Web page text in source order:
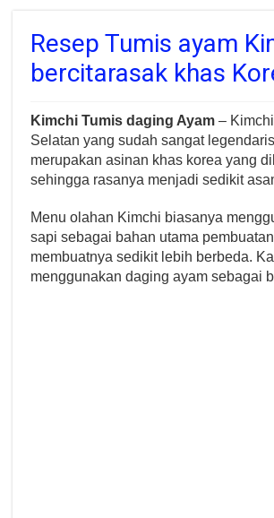
Resep Tumis ayam
bercitarasak khas
Kimchi Tumis daging Ayam –
Selatan yang sudah sangat
merupakan asinan khas korea yang
sehingga rasanya menjadi sedikit
Menu olahan Kimchi biasanya
sapi sebagai bahan utama
membuatnya sedikit lebih berbeda.
menggunakan daging ayam sebagai